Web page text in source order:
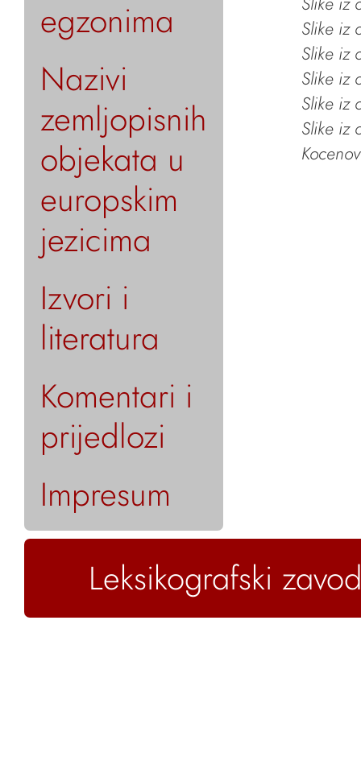
egzonima
Nazivi
zemljopisnih
objekata u
europskim
jezicima
Izvori i
literatura
Komentari i
prijedlozi
Impresum
Slike iz
Slike iz
Slike iz
Slike iz
Slike iz
Leksikografski